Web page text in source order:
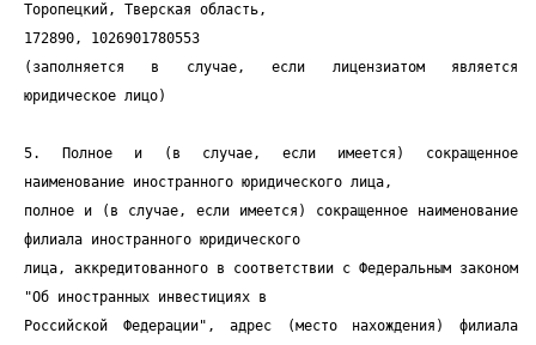
Торопецкий, Тверская область,
172890, 1026901780553
(заполняется в случае, если лицензиатом является
юридическое лицо)
5. Полное и (в случае, если имеется) сокращенное
наименование иностранного юридического лица,
полное и (в случае, если имеется) сокращенное наименование
филиала иностранного юридического
лица, аккредитованного в соответствии с Федеральным законом
"Об иностранных инвестициях в
Российской Федерации", адрес (место нахождения) филиала